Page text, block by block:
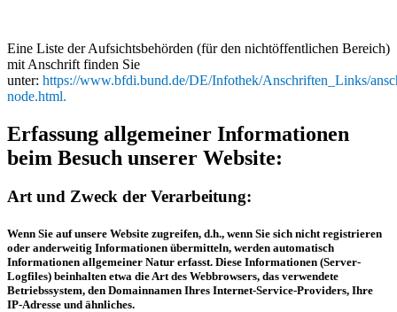
Eine Liste der Aufsichtsbehörden (für den nichtöffentlichen Bereich)
mit Anschrift finden Sie
unter: https://www.bfdi.bund.de/DE/Infothek/Anschriften_Links/
node.html.
Erfassung allgemeiner Informationen
beim Besuch unserer Website:
Art und Zweck der Verarbeitung:
Wenn Sie auf unsere Website zugreifen, d.h., wenn Sie sich nicht registrieren
oder anderweitig Informationen übermitteln, werden automatisch
Informationen allgemeiner Natur erfasst. Diese Informationen (Server-
Logfiles) beinhalten etwa die Art des Webbrowsers, das verwendete
Betriebssystem, den Domainnamen Ihres Internet-Service-Providers, Ihre
IP-Adresse und ähnliches.